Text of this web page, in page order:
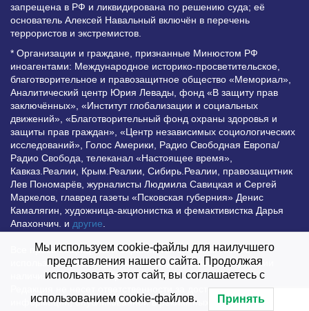
запрещена в РФ и ликвидирована по решению суда; её
основатель Алексей Навальный включён в перечень
террористов и экстремистов.
* Организации и граждане, признанные Минюстом РФ
иноагентами: Международное историко-просветительское,
благотворительное и правозащитное общество «Мемориал»,
Аналитический центр Юрия Левады, фонд «В защиту прав
заключённых», «Институт глобализации и социальных
движений», «Благотворительный фонд охраны здоровья и
защиты прав граждан», «Центр независимых социологических
исследований», Голос Америки, Радио Свободная Европа/
Радио Свобода, телеканал «Настоящее время»,
Кавказ.Реалии, Крым.Реалии, Сибирь.Реалии, правозащитник
Лев Пономарёв, журналисты Людмила Савицкая и Сергей
Маркелов, главред газеты «Псковская губерния» Денис
Камалягин, художница-акционистка и фемактивистка Дарья
Апахончич. и другие
Все права защищены и охраняются законом. Любое
использование материалов сайта допустимо при условии
наличия активной гиперссылки на Vesti.UZ.
Редакция не несет ответственности за достоверность
информации, опубликованной в рекламных объявлениях.
Мы используем cookie-файлы для наилучшего
представления нашего сайта. Продолжая
использовать этот сайт, вы соглашаетесь с
использованием cookie-файлов. Принять